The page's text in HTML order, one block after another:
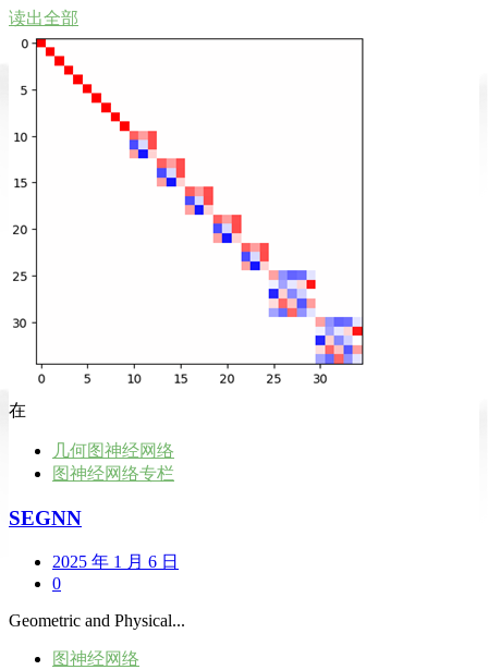
读出全部
在
几何图神经网络
图神经网络专栏
SEGNN
2025 年 1 月 6 日
0
Geometric and Physical...
图神经网络